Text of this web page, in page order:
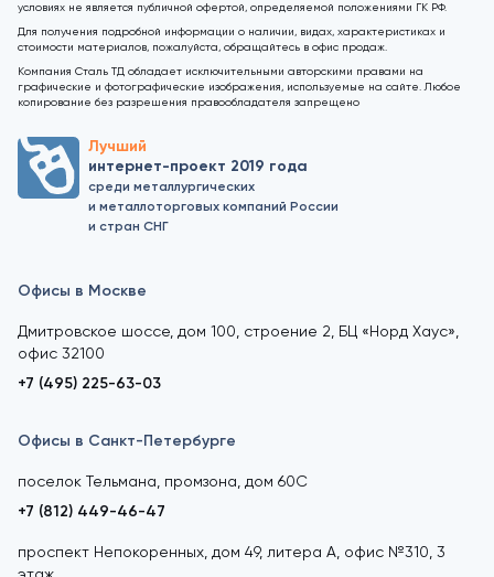
условиях не является публичной офертой, определяемой положениями ГК РФ.
Для получения подробной информации о наличии, видах, характеристиках и
стоимости материалов, пожалуйста, обращайтесь в офис продаж.
Компания Сталь ТД обладает исключительными авторскими правами на
графические и фотографические изображения, используемые на сайте. Любое
копирование без разрешения правообладателя запрещено
Лучший
интернет-проект 2019 года
среди металлургических
и металлоторговых компаний России
и стран СНГ
Офисы в Москве
Дмитровское шоссе, дом 100, строение 2, БЦ «Норд Хаус»,
офис 32100
+7 (495) 225-63-03
Офисы в Санкт-Петербурге
поселок Тельмана, промзона, дом 60С
+7 (812) 449-46-47
проспект Непокоренных, дом 49, литера А, офис №310, 3